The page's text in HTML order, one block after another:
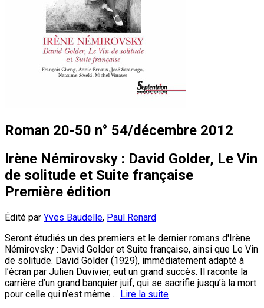
Roman 20-50 n° 54/décembre 2012
Irène Némirovsky : David Golder, Le Vin
de solitude et Suite française
Première édition
Édité par Yves Baudelle, Paul Renard
Seront étudiés un des premiers et le dernier romans d'Irène
Némirovsky : David Golder et Suite française, ainsi que Le Vin
de solitude. David Golder (1929), immédiatement adapté à
l’écran par Julien Duvivier, eut un grand succès. Il raconte la
carrière d’un grand banquier juif, qui se sacrifie jusqu’à la mort
pour celle qui n’est même ... Lire la suite